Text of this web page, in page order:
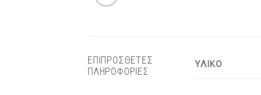
ΕΠΙΠΡΟΣΘΕΤΕΣ
ΠΛΗΡΟΦΟΡΙΕΣ
ΥΛΙΚΟ